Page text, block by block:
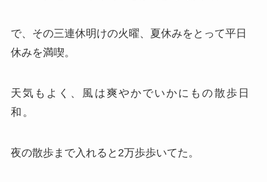
で、その三連休明けの火曜、夏休みをとって平日
休みを満喫。
天気もよく、風は爽やかでいかにもの散歩日
和。
夜の散歩まで入れると2万歩歩いてた。